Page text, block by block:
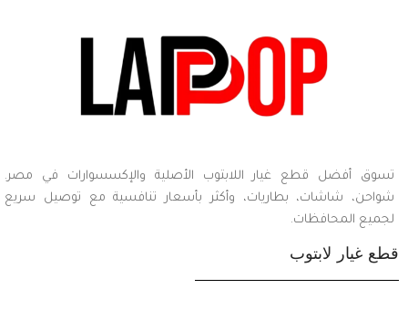
تسوق أفضل قطع غيار اللابتوب الأصلية والإكسسوارات في مصر.
شواحن، شاشات، بطاريات، وأكثر بأسعار تنافسية مع توصيل سريع
لجميع المحافظات.
قطع غيار لابتوب